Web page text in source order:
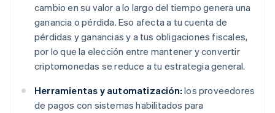
cambio en su valor a lo largo del tiempo genera una
ganancia o pérdida. Eso afecta a tu cuenta de
pérdidas y ganancias y a tus obligaciones fiscales,
por lo que la elección entre mantener y convertir
criptomonedas se reduce a tu estrategia general.
Herramientas y automatización: los proveedores
de pagos con sistemas habilitados para